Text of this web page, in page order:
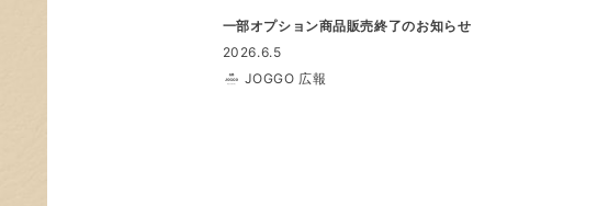
一部オプション商品販売終了のお知らせ
2026.6.5
JOGGO 広報